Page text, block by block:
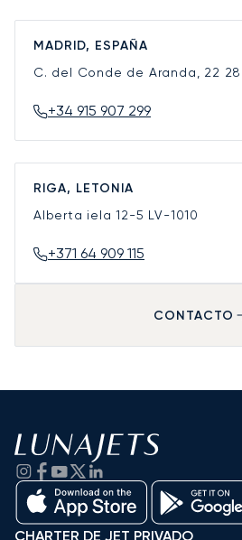
MADRID, ESPAÑA
C. del Conde de Aranda, 22
+34 915 907 299
RIGA, LETONIA
Alberta iela 12-5 LV-1010
+371 64 909 115
CONTACTO
CHARTER DE JET PRIVADO